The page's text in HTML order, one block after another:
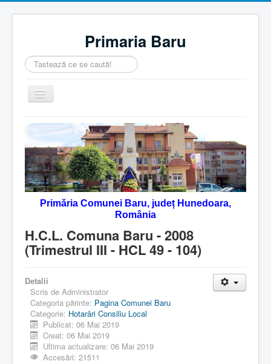
Primaria Baru
Căutare
...
Comută
navigarea
Home
Despre noi
Noutăţi
Contact
Servicii Online
Primăria Comunei Baru, județ Hunedoara,
România
H.C.L. Comuna Baru - 2008
(Trimestrul III - HCL 49 - 104)
Detalii
Scris de Administrator
Categoria părinte: Pagina Comunei Baru
Categorie: Hotarâri Consiliu Local
Publicat: 06 Mai 2019
Creat: 06 Mai 2019
Ultima actualizare: 06 Mai 2019
Accesări: 21511